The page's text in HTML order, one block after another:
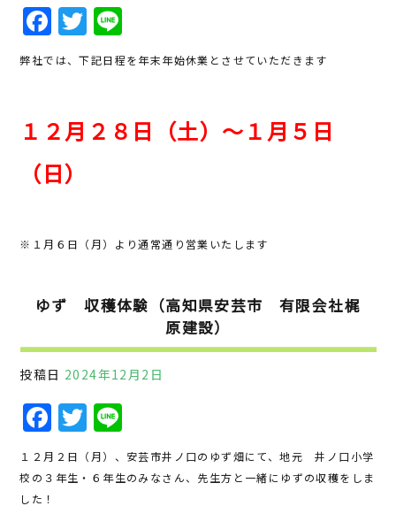
F
a
c
b
o
o
T
w
it
r
n
e
弊社では、下記日程を年末年始休業とさせていただきます
１２月２８日（土）～１月５日
（日）
※１月６日（月）より通常通り営業いたします
ゆず 収穫体験（高知県安芸市 有限会社梶
原建設）
投稿日 2024年12月2日
F
a
c
T
w
it
n
e
１２月２日（月）、安芸市井ノ口のゆず畑にて、地元 井ノ口小学
校の３年生・６年生のみなさん、先生方と一緒にゆずの収穫をしま
した！